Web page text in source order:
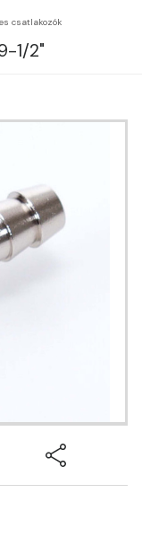
csatlakozók
1/2"